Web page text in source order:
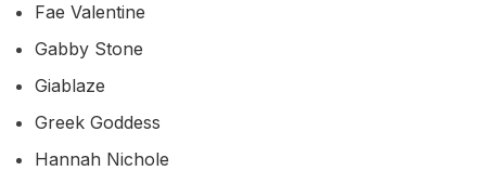
Fae Valentine
Gabby Stone
Giablaze
Greek Goddess
Hannah Nichole